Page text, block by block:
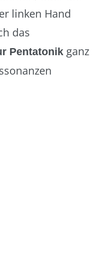
linken Hand
das
Pentatonik ganz